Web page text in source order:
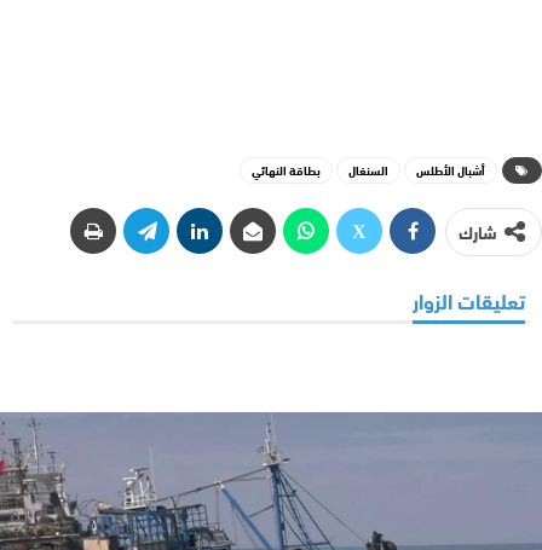
أشبال الأطلس السنغال بطاقة النهائي
شارك
تعليقات الزوار